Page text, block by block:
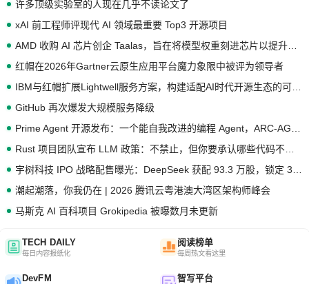
许多顶级实验室的人现在几乎不读论文了
xAI 前工程师评现代 AI 领域最重要 Top3 开源项目
红帽在2026年Gartner云原生应用平台魔力象限中被评为领导者
GitHub 再次爆发大规模服务降级
潮起潮落，你我仍在 | 2026 腾讯云粤港澳大湾区架构师峰会
马斯克 AI 百科项目 Grokipedia 被曝数月未更新
TECH DAILY
每日内容报纸化
阅读榜单
每周热文看这里
DevFM 智写平台